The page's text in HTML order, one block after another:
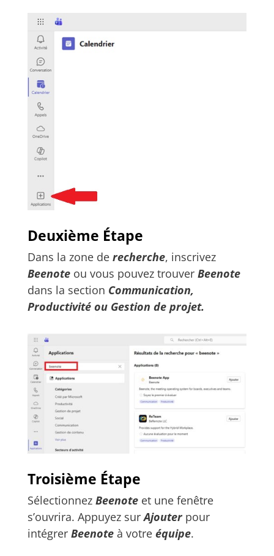
Deuxième Étape
Dans la zone de recherche, inscrivez
Beenote ou vous pouvez trouver Beenote
dans la section Communication,
Productivité ou Gestion de projet.
Troisième Étape
Sélectionnez Beenote et une fenêtre
s’ouvrira. Appuyez surAjouterpour
intégrer Beenote à votre équipe.